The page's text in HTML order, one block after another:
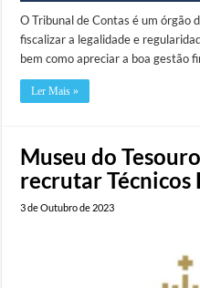
O Tribunal de Contas é um órgão
fiscalizar a legalidade e
bem como apreciar a boa gestão
Ler Mais »
Museu do
recrutar Técnicos
3 de Outubro de 2023